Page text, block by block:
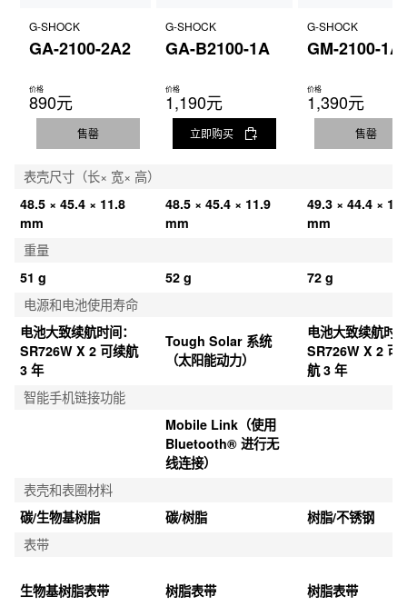
双 LED 照明
表面 LED 照明（高亮度，可选择照明持续时间（1.5 秒或 3 秒），
间（1.5 秒或 3 秒），照明渐弱光）
照明灯颜色
LED：白色
日历
全自动日历（至 2099 年）
静音功能
按钮操作音开/关
精确度
精确度：±15 秒/月
其他功能
指针闪避功能（移开指针以便无障碍地查看数字显示内容。）
指针：2 根指针（时针、分针；指针每 20 秒走动一次），1 个表盘
G-SHOCK
GA-2100-2A2
价格
890元
售罄
G-SHOCK
GA-B2100-1A
价格
1,190元
立即购买
G-SHOCK
GM-2100-1A
价格
1,390元
售罄
表壳尺寸（长× 宽× 高）
48.5 × 45.4 × 11.8
mm
48.5 × 45.4 × 11.9
mm
49.3 × 44.4 ×
mm
重量
51 g
52 g
72 g
电源和电池使用寿命
电池大致续航时间：
SR726W X 2 可续航
3 年
Tough Solar 系统
（太阳能动力）
电池大致续航时
SR726W X 2 可
航 3 年
智能手机链接功能
Mobile Link（使用
Bluetooth® 进行无
线连接）
表壳和表圈材料
碳/生物基树脂
碳/树脂
树脂/不锈钢
表带
生物基树脂表带 树脂表带 树脂表带